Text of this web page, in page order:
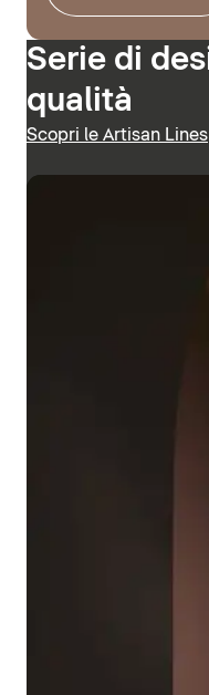
Serie di
qualità
Scopri le Artisan Lines